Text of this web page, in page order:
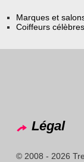
Marques et
Coiffeurs célèbres
Légal
© 2008 - 2026